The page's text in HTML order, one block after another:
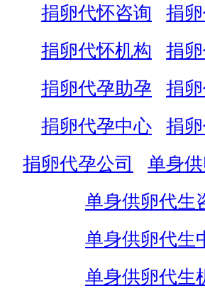
捐卵代怀咨询
捐
捐卵代怀机构
捐
捐卵代孕助孕
捐
捐卵代孕中心
捐
捐卵代孕公司
单身
单身供卵代生
单身供卵代生
单身供卵代生